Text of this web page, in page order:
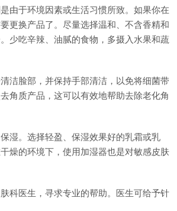
由于环境因素或生活习惯所致。如果你在
更换产品了。尽量选择温和、不含香精和
少吃辛辣、油腻的食物，多摄入水果和蔬
洁脸部，并保持手部清洁，以免将细菌带
角质产品，这可以有效地帮助去除老化角
湿。选择轻盈、保湿效果好的乳霜或乳
燥的环境下，使用加湿器也是对敏感皮肤
科医生，寻求专业的帮助。医生可给予针